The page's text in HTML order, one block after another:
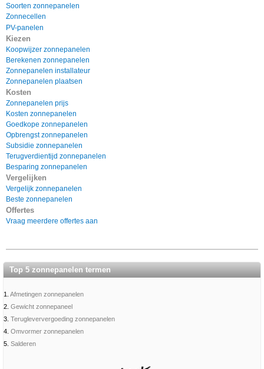
Soorten zonnepanelen
Zonnecellen
PV-panelen
Kiezen
Koopwijzer zonnepanelen
Berekenen zonnepanelen
Zonnepanelen installateur
Zonnepanelen plaatsen
Kosten
Zonnepanelen prijs
Kosten zonnepanelen
Goedkope zonnepanelen
Opbrengst zonnepanelen
Subsidie zonnepanelen
Terugverdientijd zonnepanelen
Besparing zonnepanelen
Vergelijken
Vergelijk zonnepanelen
Beste zonnepanelen
Offertes
Vraag meerdere offertes aan
Top 5 zonnepanelen termen
1. Afmetingen zonnepanelen
2. Gewicht zonnepaneel
3. Terugleververgoeding zonnepanelen
4. Omvormer zonnepanelen
5. Salderen